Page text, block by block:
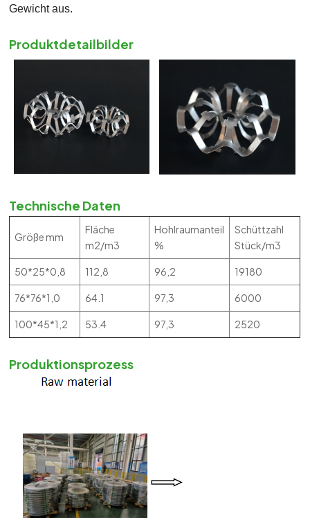
Gewicht aus.
Produktdetailbilder
Technische Daten
Größe mm
Fläche
m2/m3
Hohlraumanteil
%
Schüttzahl
Stück/m3
50*25*0,8 112,8 96,2 19180
76*76*1,0 64.1 97,3 6000
100*45*1,2 53.4 97,3 2520
Produktionsprozess